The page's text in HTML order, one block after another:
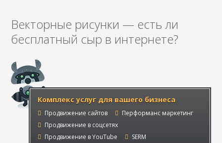
Векторные рисунки — есть ли
бесплатный сыр в интернете?
Комплекс услуг для вашего бизнеса
Продвижение сайтов
Перформанс маркетинг
Продвижение в соцсетях
Продвижение в YouTube
SERM